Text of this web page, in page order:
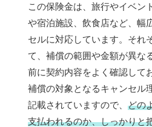
この保険金は、旅行やイベン
や宿泊施設、飲食店など、幅
セルに対応しています。それ
て、補償の範囲や金額が異な
前に契約内容をよく確認して
補償の対象となるキャンセル
記載されていますので、 どの
支払われるのか、しっかりと